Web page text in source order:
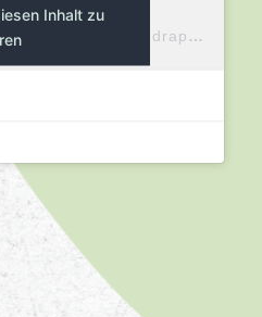
Post udostępniony przez Tundra Petfoods (@tundrapetfood)
Inhalt zu